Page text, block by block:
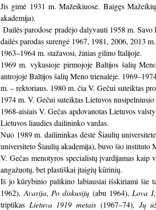
Jis gimė 1931 m. Mažeikiuose. Baigęs
akademija).
Dailės parodose pradėjo dalyvauti 1958 m.
dailės parodas surengė 1967, 1981, 2006, 2013
1963–1964 m. stažavosi, žinias gilino Italijoje.
1969 m. vykusioje pirmojoje Baltijos šalių
antrojoje Baltijos šalių Meno trienalėje.
m. – rektoriaus. 1980 m. čia V. Gečui suteiktas
1974 m. V. Gečui suteiktas Lietuvos
1968-aisiais V. Gečas apdovanotas Lietuvos
Lietuvos liaudies dailininko vardas.
Nuo 1989 m. dailininkas dėstė Šiaulių
universiteto Šiaulių akademija), buvo šio instituto
V. Gečas menotyros specialistų įvardijamas
angažuotų, bet plastiškai įtaigių kūrinių.
Iš jo kūrybinio palikino labiausiai išskiriami šie
1962), Avarija, Po diskusijų (abu 1964), Lova I,
triptikas Lietuva 1919 metais(1967–74),Jų